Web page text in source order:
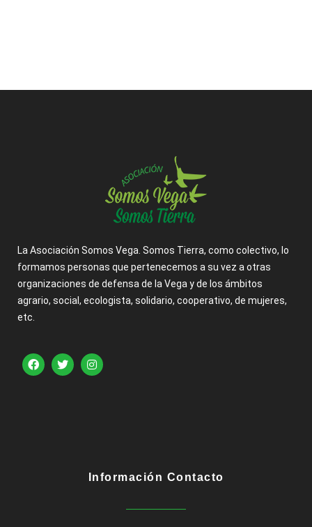
La Asociación Somos Vega. Somos Tierra, como colectivo, lo
formamos personas que pertenecemos a su vez a otras
organizaciones de defensa de la Vega y de los ámbitos
agrario, social, ecologista, solidario, cooperativo, de mujeres,
etc.
Información Contacto